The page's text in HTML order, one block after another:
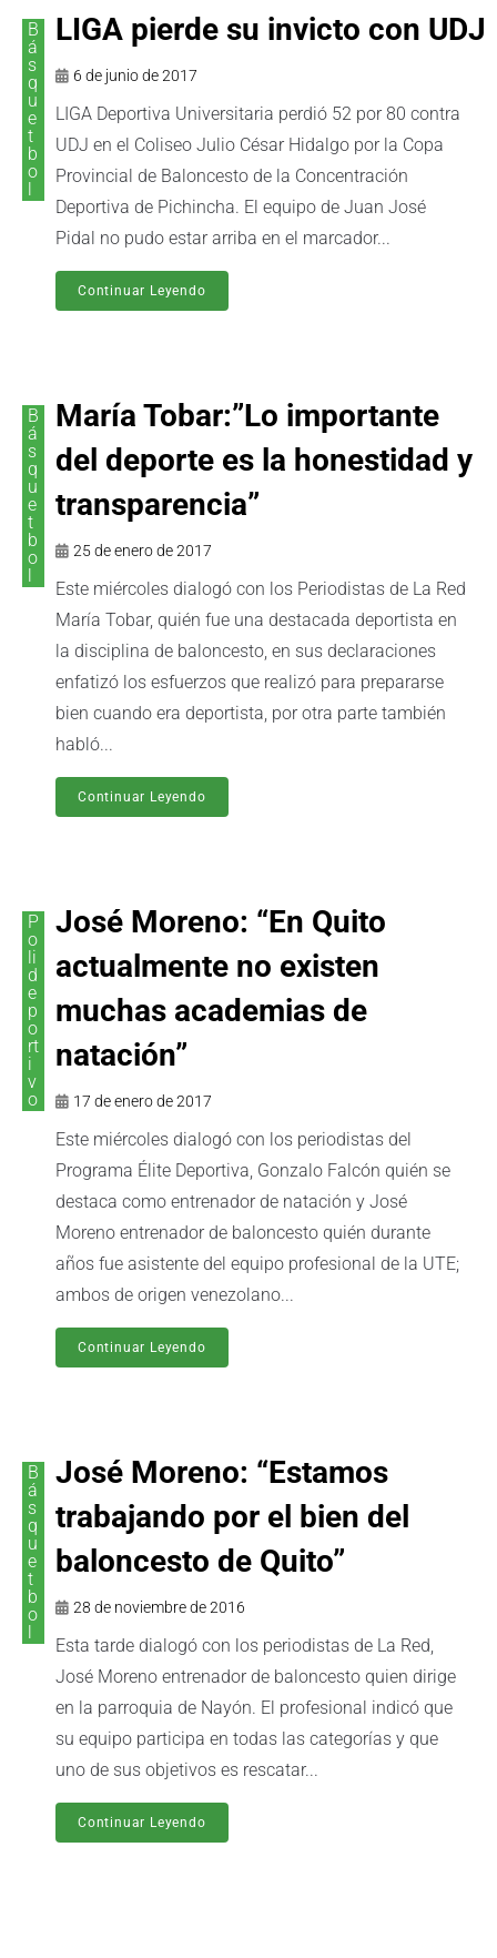
B
á
s
q
u
e
t
b
o
l
LIGA pierde su invicto con UDJ
6 de junio de 2017
LIGA Deportiva Universitaria perdió 52 por 80 contra
UDJ en el Coliseo Julio César Hidalgo por la Copa
Provincial de Baloncesto de la Concentración
Deportiva de Pichincha. El equipo de Juan José
Pidal no pudo estar arriba en el marcador...
Continuar Leyendo
B
á
s
q
u
e
t
b
o
l
María Tobar:”Lo importante
del deporte es la honestidad y
transparencia”
25 de enero de 2017
Este miércoles dialogó con los Periodistas de La Red
María Tobar, quién fue una destacada deportista en
la disciplina de baloncesto, en sus declaraciones
enfatizó los esfuerzos que realizó para prepararse
bien cuando era deportista, por otra parte también
habló...
Continuar Leyendo
P
o
li
d
e
p
o
rt
i
v
o
José Moreno: “En Quito
actualmente no existen
muchas academias de
natación”
17 de enero de 2017
Este miércoles dialogó con los periodistas del
Programa Élite Deportiva, Gonzalo Falcón quién se
destaca como entrenador de natación y José
Moreno entrenador de baloncesto quién durante
años fue asistente del equipo profesional de la UTE;
ambos de origen venezolano...
Continuar Leyendo
B
á
s
q
u
e
t
b
o
l
José Moreno: “Estamos
trabajando por el bien del
baloncesto de Quito”
28 de noviembre de 2016
Esta tarde dialogó con los periodistas de La Red,
José Moreno entrenador de baloncesto quien dirige
en la parroquia de Nayón. El profesional indicó que
su equipo participa en todas las categorías y que
uno de sus objetivos es rescatar...
Continuar Leyendo